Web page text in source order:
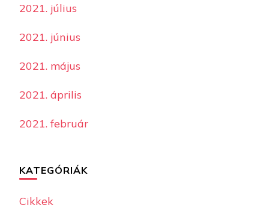
2021. július
2021. június
2021. május
2021. április
2021. február
KATEGÓRIÁK
Cikkek